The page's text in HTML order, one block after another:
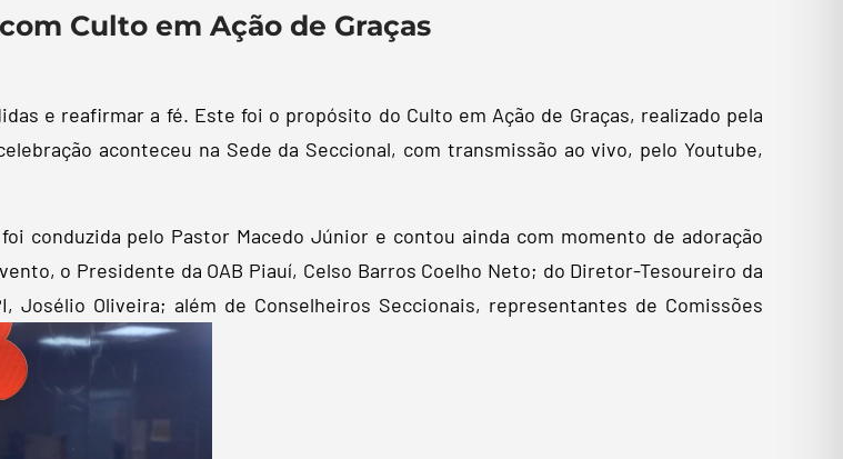
Culto em Ação de Graças
e reafirmar a fé. Este foi o propósito do Culto em Ação de Graças, realizado pela
aconteceu na Sede da Seccional, com transmissão ao vivo, pelo Youtube,
conduzida pelo Pastor Macedo Júnior e contou ainda com momento de adoração
o Presidente da OAB Piauí, Celso Barros Coelho Neto; do Diretor-Tesoureiro da
Josélio Oliveira; além de Conselheiros Seccionais, representantes de Comissões